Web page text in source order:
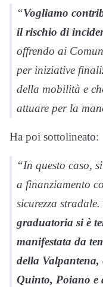
“Vogliamo
il rischio di
offrendo ai
per iniziative
della mobilità e
attuare per la
Ha poi sottolineato:
“In questo caso,
a finanziamento
sicurezza stradale.
graduatoria si è
manifestata da
della Valpantena,
Quinto, Poiano e